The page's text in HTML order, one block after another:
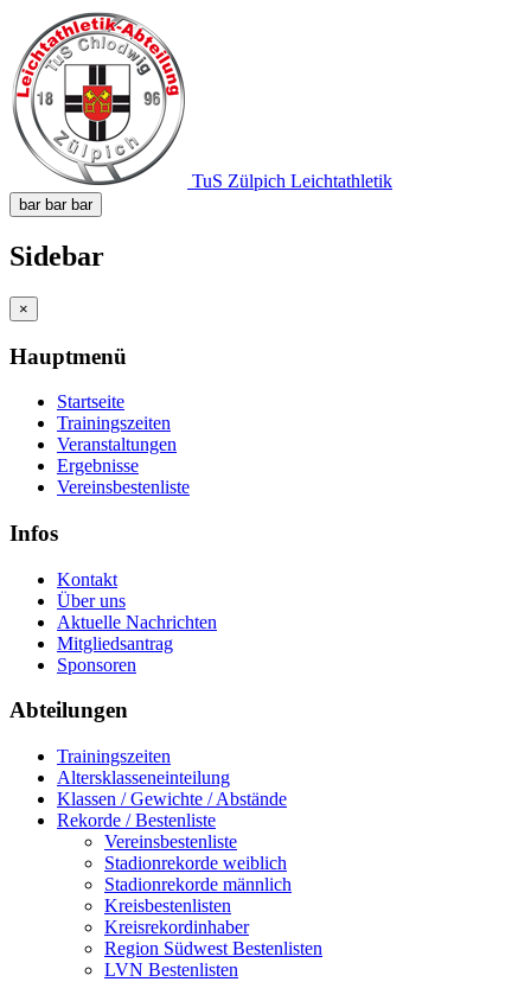
TuS Zülpich Leichtathletik
bar bar bar
Sidebar
×
Hauptmenü
Startseite
Trainingszeiten
Veranstaltungen
Ergebnisse
Vereinsbestenliste
Infos
Kontakt
Über uns
Aktuelle Nachrichten
Mitgliedsantrag
Sponsoren
Abteilungen
Trainingszeiten
Altersklasseneinteilung
Klassen / Gewichte / Abstände
Rekorde / Bestenliste
Vereinsbestenliste
Stadionrekorde weiblich
Stadionrekorde männlich
Kreisbestenlisten
Kreisrekordinhaber
Region Südwest Bestenlisten
LVN Bestenlisten